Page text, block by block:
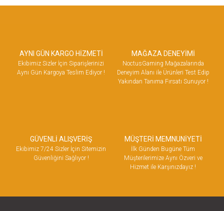
AYNI GÜN KARGO HİZMETİ
Ekibimiz Sizler İçin Siparişlerinizi
Aynı Gün Kargoya Teslim Ediyor !
MAĞAZA DENEYİMİ
NoctusGaming Mağazalarında
Deneyim Alanı ile Ürünleri Test Edip
Yakından Tanıma Fırsatı Sunuyor !
GÜVENLİ ALIŞVERİŞ
Ekibimiz 7/24 Sizler İçin Sitemizin
Güvenliğini Sağlıyor !
MÜŞTERİ MEMNUNİYETİ
İlk Günden Bugüne Tüm
Müşterilerimize Aynı Özveri ve
Hizmet ile Karşınızdayız !